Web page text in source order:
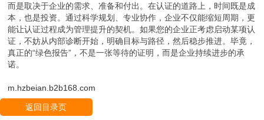
而是取决于企业的需求、准备和付出。在认证的道路上，时间既是成
本，也是投资。通过科学规划、专业协作，企业不仅能缩短周期，更
能让认证过程成为管理提升的契机。如果您的企业正考虑启动某项认
证，不妨从内部诊断开始，明确目标与路径，然后稳步推进。毕竟，
真正的“绿色报告”，不是一张等待的证明，而是企业持续进步的承
诺。
m.hzbeian.b2b168.com
返回目录页